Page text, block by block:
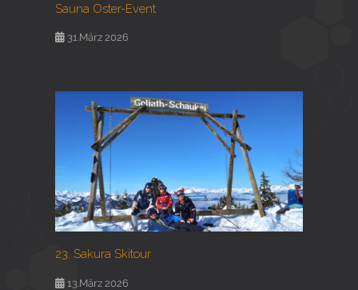
Sauna Oster-Event
31.März 2026
23. Sakura Skitour
13.März 2026